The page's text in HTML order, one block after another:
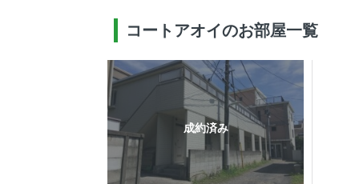
コートアオイのお部屋一覧
成約済み